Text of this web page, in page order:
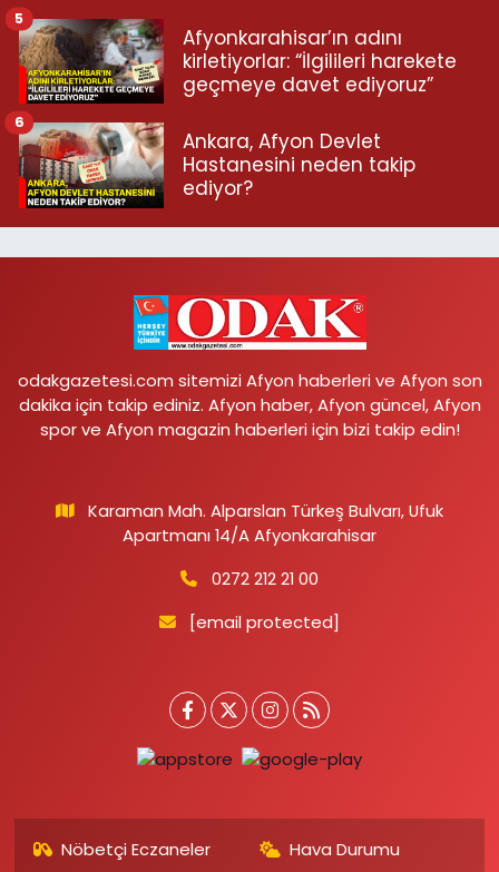
Afyonkarahisar’ın adını
kirletiyorlar: “İlgilileri harekete
geçmeye davet ediyoruz”
5
Ankara, Afyon Devlet
Hastanesini neden takip
ediyor?
6
odakgazetesi.com sitemizi Afyon haberleri ve Afyon son
dakika için takip ediniz. Afyon haber, Afyon güncel, Afyon
spor ve Afyon magazin haberleri için bizi takip edin!
Karaman Mah. Alparslan Türkeş Bulvarı, Ufuk
Apartmanı 14/A Afyonkarahisar
0272 212 21 00
[email protected]
Nöbetçi Eczaneler Hava Durumu